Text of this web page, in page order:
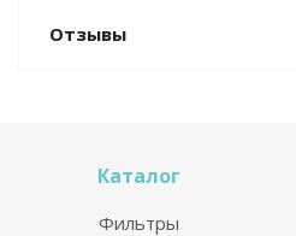
Отзывы
Каталог
Фильтры